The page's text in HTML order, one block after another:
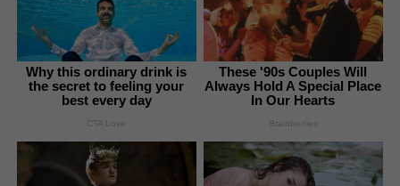
Why this ordinary drink is
the secret to feeling your
best every day
CTA Love
These '90s Couples Will
Always Hold A Special Place
In Our Hearts
Brainberries